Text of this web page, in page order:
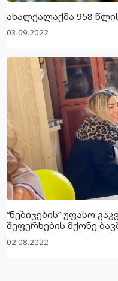
ახალქალაქმა 958
03.09.2022
“ნებიჯების” უფასო
შეფერხების მქონე
02.08.2022